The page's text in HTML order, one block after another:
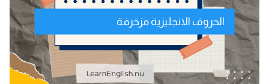
الحروف الانجليزية مزخرفة